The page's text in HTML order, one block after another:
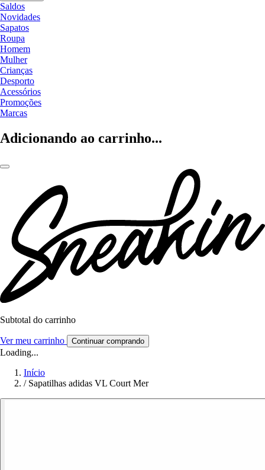
Saldos
Novidades
Sapatos
Roupa
Homem
Mulher
Crianças
Desporto
Acessórios
Promoções
Marcas
Adicionando ao carrinho...
Subtotal do carrinho
Ver meu carrinho Continuar comprando
Loading...
Início
/ Sapatilhas adidas VL Court Mer